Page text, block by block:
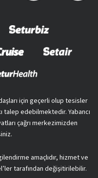
için geçerli olup tesisler
talep edebilmektedir. Yabancı
çağrı merkezimizden
amaçlıdır, hizmet ve
tarafından değişitirilebilir.